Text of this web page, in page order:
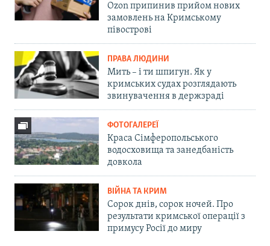
Ozon припинив прийом нових
замовлень на Кримському
півострові
ПРАВА ЛЮДИНИ
Мить – і ти шпигун. Як у
кримських судах розглядають
звинувачення в держзраді
ФОТОГАЛЕРЕЇ
Краса Сімферопольського
водосховища та занедбаність
довкола
ВІЙНА ТА КРИМ
Сорок днів, сорок ночей. Про
результати кримської операції з
примусу Росії до миру